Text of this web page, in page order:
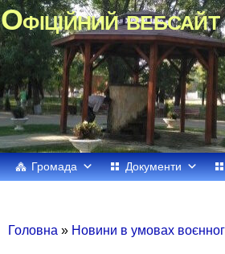
Офіційний
Громада Документи
Головна » Новини в умовах